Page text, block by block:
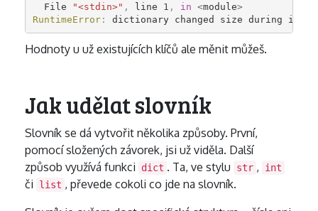
File
"<stdin>" , line 1 , in <module>
RuntimeError: dictionary changed size during
Hodnoty u už existujících klíčů ale měnit můžeš.
Jak udělat slovník
Slovník se dá vytvořit několika způsoby. První,
pomocí složených závorek, jsi už viděla. Další
způsob využívá funkci
dict . Ta, ve stylu str , int
či list , převede cokoli co jde na slovník.